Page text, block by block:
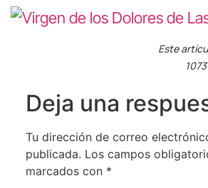
Este
Deja una
Tu dirección de correo
publicada. Los campos
marcados con *